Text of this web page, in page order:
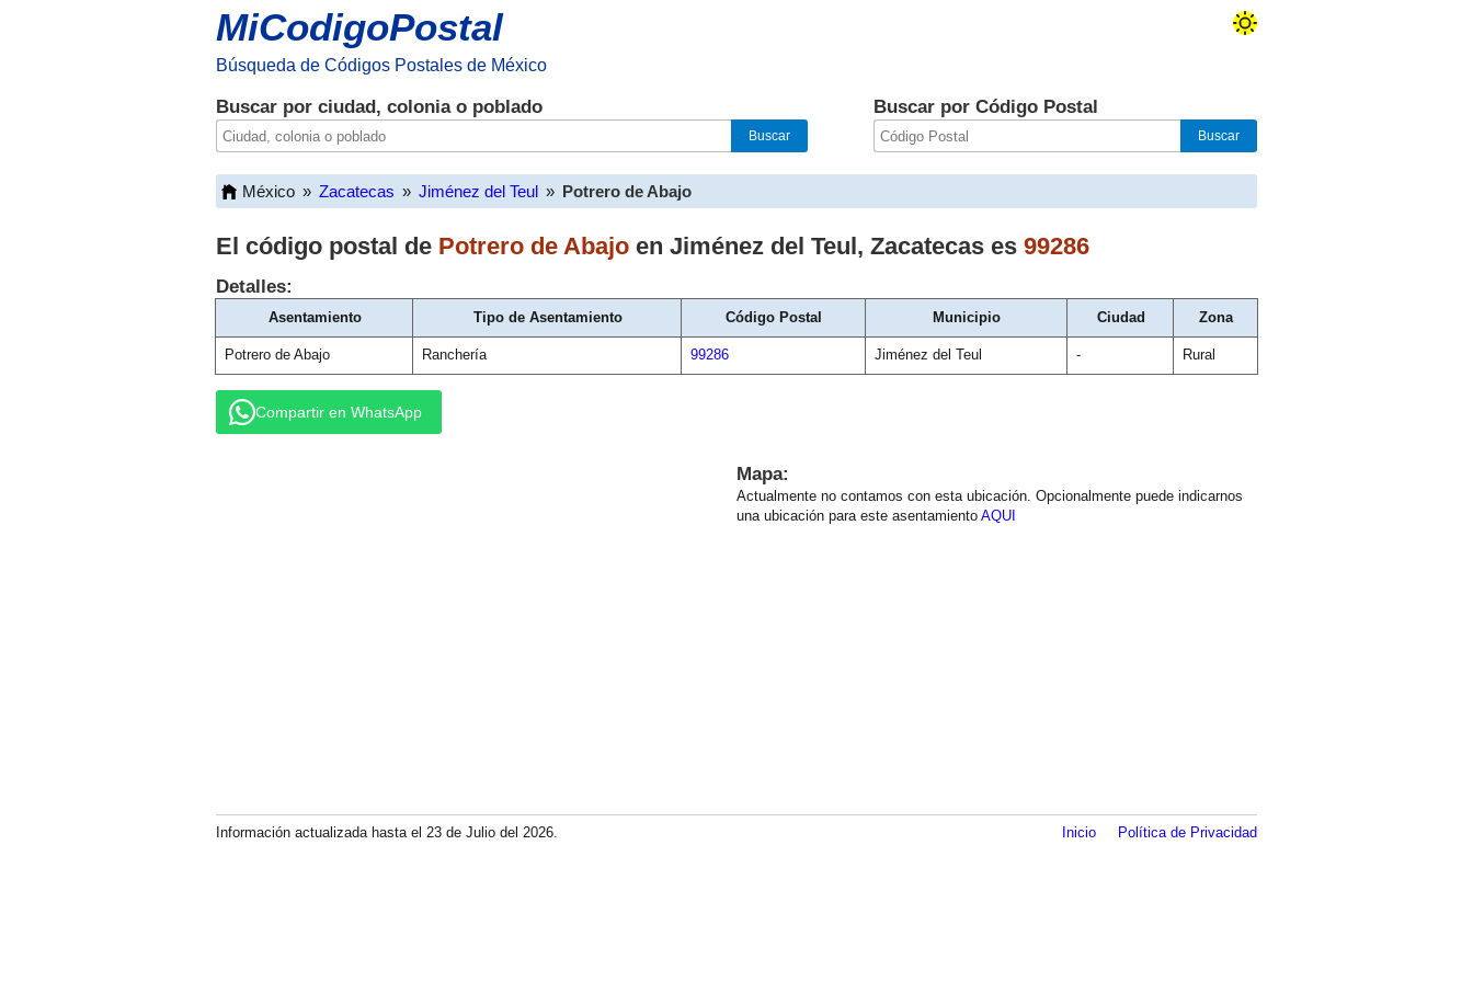
MiCodigoPostal
Búsqueda de Códigos Postales de México
Buscar por ciudad, colonia o poblado Buscar por Código Postal
México » Zacatecas » Jiménez del Teul » Potrero de Abajo
El código postal de Potrero de Abajo en Jiménez del Teul, Zacatecas es 99286
Detalles:
Asentamiento Tipo de Asentamiento Código Postal Municipio Ciudad Zona
Potrero de Abajo Ranchería 99286 Jiménez del Teul - Rural
Compartir en WhatsApp
Mapa:
Actualmente no contamos con esta ubicación. Opcionalmente puede indicarnos
una ubicación para este asentamiento AQUI
Información actualizada hasta el 23 de Julio del 2026. Inicio Política de Privacidad